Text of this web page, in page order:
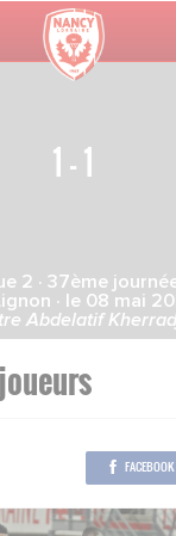
1 - 1
2 · 37ème
· le 08 mai
Abdelatif
FACEBOOK